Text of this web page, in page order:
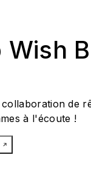
Wish
de
à l'écoute !